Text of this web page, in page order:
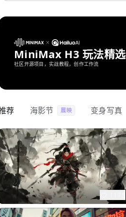
MiniMax H3 玩法精选
社区开源项目，实战教程，创作工作流
荐 海影节 展映 变身写真